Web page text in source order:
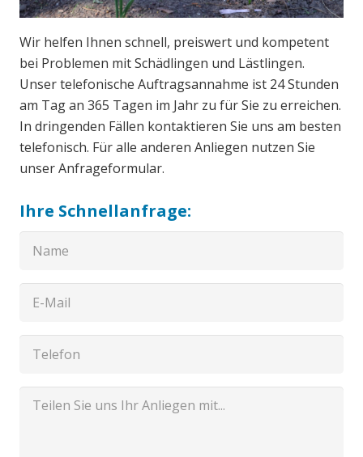
Wir helfen Ihnen schnell, preiswert und kompetent
bei Problemen mit Schädlingen und Lästlingen.
Unser telefonische Auftragsannahme ist 24 Stunden
am Tag an 365 Tagen im Jahr zu für Sie zu erreichen.
In dringenden Fällen kontaktieren Sie uns am besten
telefonisch. Für alle anderen Anliegen nutzen Sie
unser Anfrageformular.
Ihre Schnellanfrage: